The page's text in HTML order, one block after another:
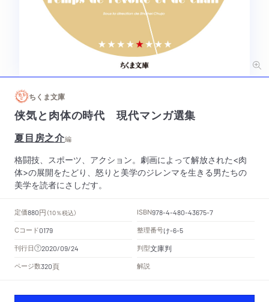
ちくま文庫
侠気と肉体の時代 現代マンガ選集
夏目房之介編
格闘技、スポーツ、アクション。劇画によって解放された<肉
体>の展開をたどり、怒りと美学のジレンマを生きる男たちの
美学を読者にさしだす。
定価880円 （10％税込） ISBN978-4-480-43675-7
Cコード0179 整理番号け-6-5
刊行日 2020/09/24 判型文庫判
ページ数320頁 解説